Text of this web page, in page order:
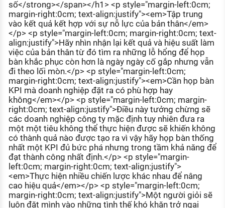
số</strong></span></h1> <p style="margin-left:0cm;
margin-right:0cm; text-align:justify"><em>Tập trung
vào kết quả kết hợp với sự nỗ lực của bản thân</em>
</p> <p style="margin-left:0cm; margin-right:0cm; text-
align:justify">Hãy nhìn nhận lại kết quả và hiệu suất làm
việc của bản thân từ đó tìm ra những lỗ hổng để họp
bàn khắc phục còn hơn là ngày ngày cố gắp nhưng vẫn
đi theo lối mòn.</p> <p style="margin-left:0cm;
margin-right:0cm; text-align:justify"><em>Cần họp bàn
KPI mà doanh nghiệp đặt ra có phù hợp hay
không</em></p> <p style="margin-left:0cm; margin-
right:0cm; text-align:justify">Điều này tưởng chừng sẽ
các doanh nghiệp công ty mặc định tuy nhiên đưa ra
một một tiêu không thể thực hiện được sẽ khiến không
có thành quả nào được tạo ra vì vậy hãy họp bàn thống
nhất một KPI đủ bức phá nhưng trong tầm khả năng để
đạt thành công nhất định.</p> <p style="margin-
left:0cm; margin-right:0cm; text-align:justify">
<em>Thực hiện nhiều chiến lược khác nhau để nâng
cao hiệu quả</em></p> <p style="margin-left:0cm;
margin-right:0cm; text-align:justify">Một người giỏi sẽ
luôn đặt mình vào những tình thế khó khăn trở ngại